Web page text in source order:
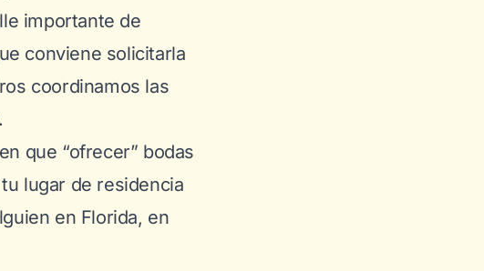
importante de
conviene solicitarla
coordinamos las
que “ofrecer” bodas
lugar de residencia
en Florida, en